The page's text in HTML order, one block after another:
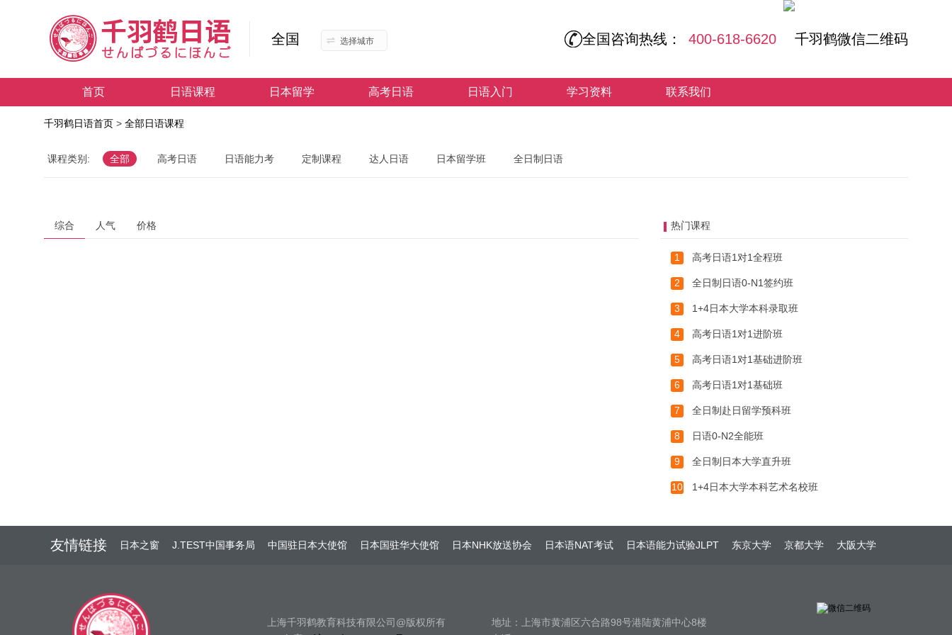
全国 选择城市 全国咨询热线： 400-618-6620
首页 日语课程 日本留学 高考日语 日语入门 学习资料 联系我们
千羽鹤日语首页 > 全部日语课程
课程类别: 全部 高考日语 日语能力考 定制课程 达人日语 日本留学班 全日制日语
综合 人气 价格 热门课程
1 高考日语1对1全程班
2 全日制日语0-N1签约班
3 1+4日本大学本科录取班
4 高考日语1对1进阶班
5 高考日语1对1基础进阶班
6 高考日语1对1基础班
7 全日制赴日留学预科班
8 日语0-N2全能班
9 全日制日本大学直升班
10 1+4日本大学本科艺术名校班
友情链接 日本之窗 J.TEST中国事务局 中国驻日本大使馆 日本国驻华大使馆 日本NHK放送协会 日本语NAT考试 日本语能力试验JLPT 东京大学 京都大学 大阪大学
上海千羽鹤教育科技有限公司@版权所有
地址：上海市黄浦区六合路98号港陆黄浦中心8楼